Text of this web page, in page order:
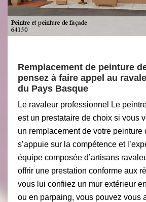
Remplacement de peinture
pensez à faire appel au
du Pays Basque
Le ravaleur professionnel Le
est un prestataire de choix si vous
un remplacement de votre peinture
s’appuie sur la compétence et
équipe composée d’artisans
offrir une prestation conforme aux
vous lui confiiez un mur extérieur
ou en parpaing, vous pouvez vous